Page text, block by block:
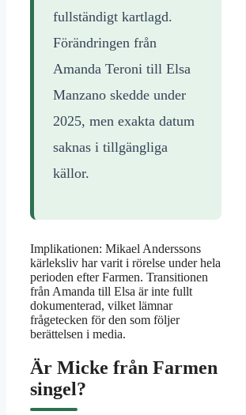
fullständigt kartlagd.
Förändringen från
Amanda Teroni till Elsa
Manzano skedde under
2025, men exakta datum
saknas i tillgängliga
källor.
Implikationen: Mikael Anderssons
kärleksliv har varit i rörelse under hela
perioden efter Farmen. Transitionen
från Amanda till Elsa är inte fullt
dokumenterad, vilket lämnar
frågetecken för den som följer
berättelsen i media.
Är Micke från Farmen
singel?